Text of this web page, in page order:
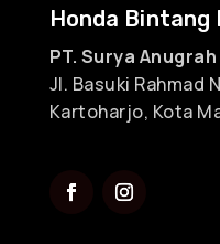
Honda Bintang
PT. Surya
Jl. Basuki Rahmad
Kartoharjo, Kota